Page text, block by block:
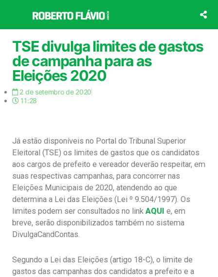
o
conteúdo
TSE divulga limites de gastos
de campanha para as
Eleições 2020
2 de setembro de 2020
11:28
Já estão disponíveis no Portal do Tribunal Superior
Eleitoral (TSE) os limites de gastos que os candidatos
aos cargos de prefeito e vereador deverão respeitar, em
suas respectivas campanhas, para concorrer nas
Eleições Municipais de 2020, atendendo ao que
determina a Lei das Eleições (Lei º 9.504/1997). Os
limites podem ser consultados no link AQUI e, em
breve, serão disponibilizados também no sistema
DivulgaCandContas.
Segundo a Lei das Eleições (artigo 18-C), o limite de
gastos das campanhas dos candidatos a prefeito e a